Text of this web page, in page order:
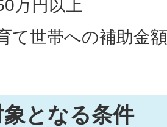
万円以上
て世帯への補助金
となる条件